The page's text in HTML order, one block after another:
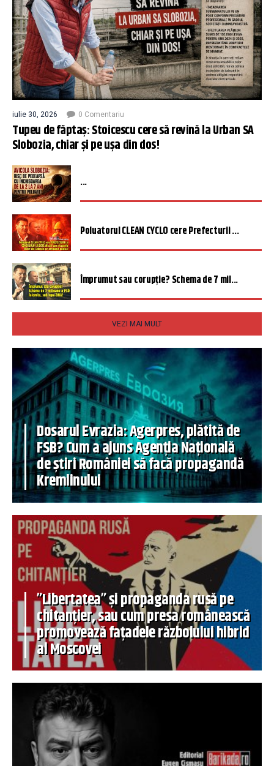
iulie 30, 2026 0 Comentariu
Tupeu de făptaș: Stoicescu cere să revină la Urban SA
Slobozia, chiar și pe ușa din dos!
...
Poluatorul CLEAN CYCLO cere Prefecturii ...
Împrumut sau corupție? Schema de 7 mil...
VEZI MAI MULT
Dosarul Evrazia: Agerpres, plătită de
FSB? Cum a ajuns Agenția Națională
de știri României să facă propagandă
Kremlinului
”Libertatea” și propaganda rusă pe
chitanțier, sau cum presa românească
promovează fațadele războiului hibrid
al Moscovei